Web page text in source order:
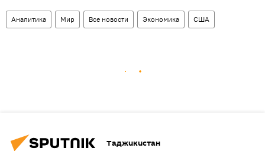
Аналитика Мир Все новости Экономика США
Таджикистан